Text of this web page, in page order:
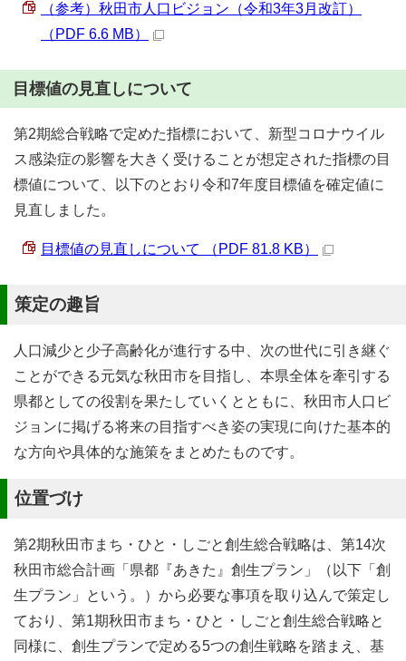
（参考）秋田市人口ビジョン（令和3年3月改訂）
（PDF 6.6 MB）
目標値の見直しについて
第2期総合戦略で定めた指標において、新型コロナウイル
ス感染症の影響を大きく受けることが想定された指標の目
標値について、以下のとおり令和7年度目標値を確定値に
見直しました。
目標値の見直しについて （PDF 81.8 KB）
策定の趣旨
人口減少と少子高齢化が進行する中、次の世代に引き継ぐ
ことができる元気な秋田市を目指し、本県全体を牽引する
県都としての役割を果たしていくとともに、秋田市人口ビ
ジョンに掲げる将来の目指すべき姿の実現に向けた基本的
な方向や具体的な施策をまとめたものです。
位置づけ
第2期秋田市まち・ひと・しごと創生総合戦略は、第14次
秋田市総合計画「県都『あきた』創生プラン」（以下「創
生プラン」という。）から必要な事項を取り込んで策定し
ており、第1期秋田市まち・ひと・しごと創生総合戦略と
同様に、創生プランで定める5つの創生戦略を踏まえ、基